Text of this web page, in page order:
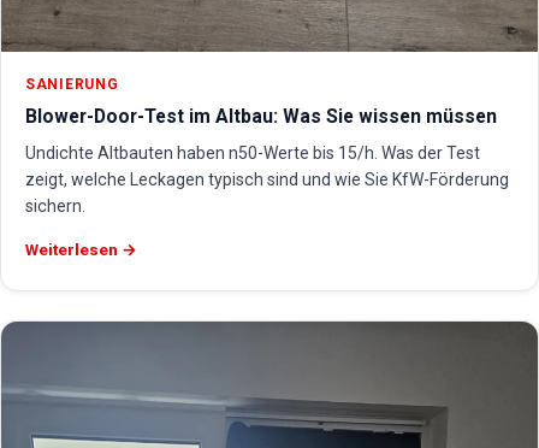
SANIERUNG
Blower-Door-Test im Altbau: Was Sie wissen müssen
Undichte Altbauten haben n50-Werte bis 15/h. Was der Test
zeigt, welche Leckagen typisch sind und wie Sie KfW-Förderung
sichern.
Weiterlesen →